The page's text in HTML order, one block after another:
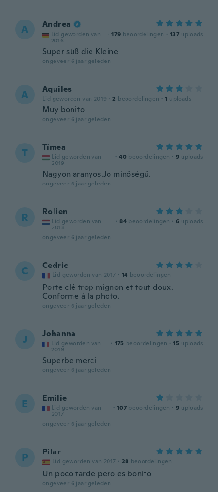
A Andrea
Lid geworden van
2016
· 179 beoordelingen · 137 uploads
Super süß die Kleine
ongeveer 6 jaar geleden
A Aquiles
Lid geworden van 2019 · 2 beoordelingen · 1 uploads
Muy bonito
ongeveer 6 jaar geleden
T Tímea
Lid geworden van
2019
· 40 beoordelingen · 9 uploads
Nagyon aranyos.Jó minőségű.
ongeveer 6 jaar geleden
R Rolien
Lid geworden van
2018
· 84 beoordelingen · 6 uploads
ongeveer 6 jaar geleden
C Cedric
Lid geworden van 2017 · 14 beoordelingen
Porte clé trop mignon et tout doux.
Conforme à la photo.
ongeveer 6 jaar geleden
J Johanna
Lid geworden van
2019
· 175 beoordelingen · 15 uploads
Superbe merci
ongeveer 6 jaar geleden
E Emilie
Lid geworden van
2017
· 107 beoordelingen · 9 uploads
ongeveer 6 jaar geleden
P Pilar
Lid geworden van 2017 · 28 beoordelingen
Un poco tarde pero es bonito
ongeveer 6 jaar geleden